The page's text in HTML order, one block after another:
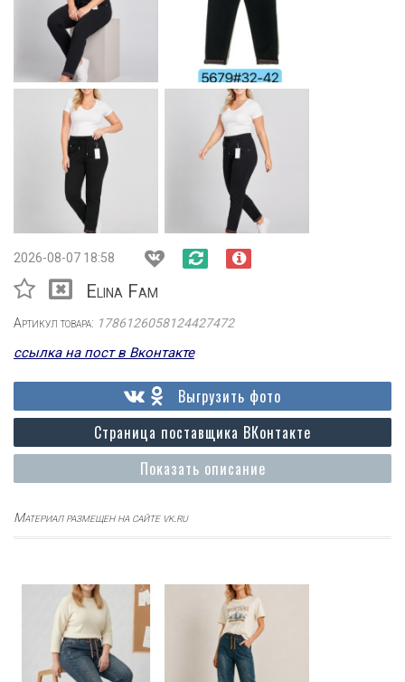
2026-08-07 18:58
Elina Fam
Артикул товара: 1786126058124427472
ссылка на пост в Вконтакте
Показать описание
Страница поставщика ВКонтакте
Выгрузить фото
Материал размещен на сайте vk.ru